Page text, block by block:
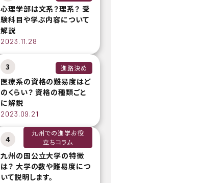
心理学部は文系？理系？ 受
験科目や学ぶ内容について
解説
2023.11.28
3 進路決め
医療系の資格の難易度はど
のくらい？ 資格の種類ごと
に解説
2023.09.21
4
九州での進学お役
立ちコラム
九州の国公立大学の特徴
は？ 大学の数や難易度につ
いて説明します。